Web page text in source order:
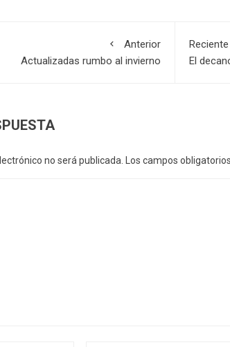
Anterior
Actualizadas rumbo al invierno
Reciente
El
no será publicada. Los campos